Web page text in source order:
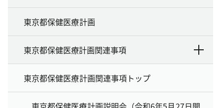
東京都保健医療計画
東京都保健医療計画関連事項
東京都保健医療計画関連事項トップ